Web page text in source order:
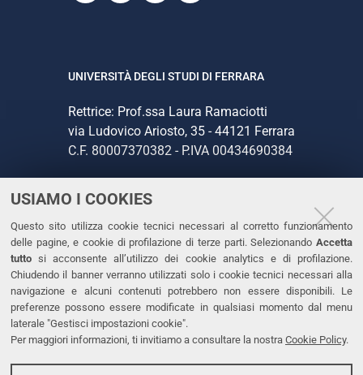
USIAMO I COOKIES
Questo sito utilizza cookie tecnici necessari al corretto funzionamento
delle pagine, e cookie di profilazione di terze parti. Selezionando Accetta
tutto si acconsente all’utilizzo dei cookie analytics e di profilazione.
Chiudendo il banner verranno utilizzati solo i cookie tecnici necessari alla
navigazione e alcuni contenuti potrebbero non essere disponibili. Le
preferenze possono essere modificate in qualsiasi momento dal menu
laterale "Gestisci impostazioni cookie".
Per maggiori informazioni, ti invitiamo a consultare la nostra Cookie Policy.
UNIVERSITÀ DEGLI STUDI DI FERRARA
Rettrice: Prof.ssa Laura Ramaciotti
via Ludovico Ariosto, 35 - 44121 Ferrara
C.F. 80007370382 - P.IVA 00434690384
CONTATTI
Tel. +39 0532 293111
Fax. +39 0532 293031
PEC
LINKS